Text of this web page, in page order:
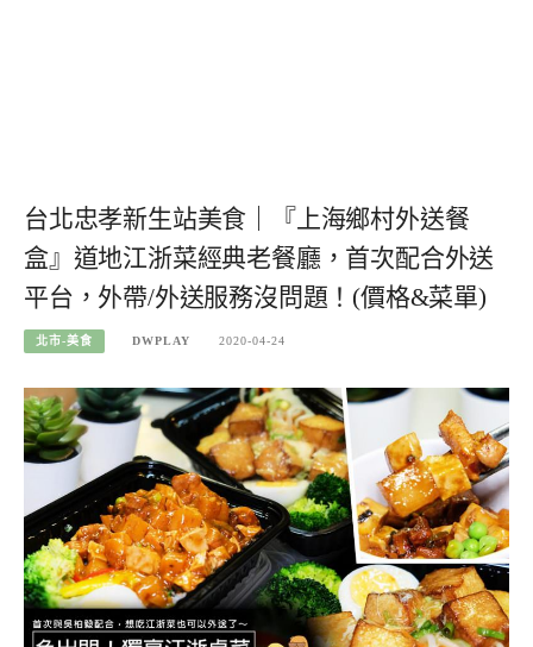
台北忠孝新生站美食｜『上海鄉村外送餐
盒』道地江浙菜經典老餐廳，首次配合外送
平台，外帶/外送服務沒問題！(價格&菜單)
北市-美食 DWPLAY 2020-04-24